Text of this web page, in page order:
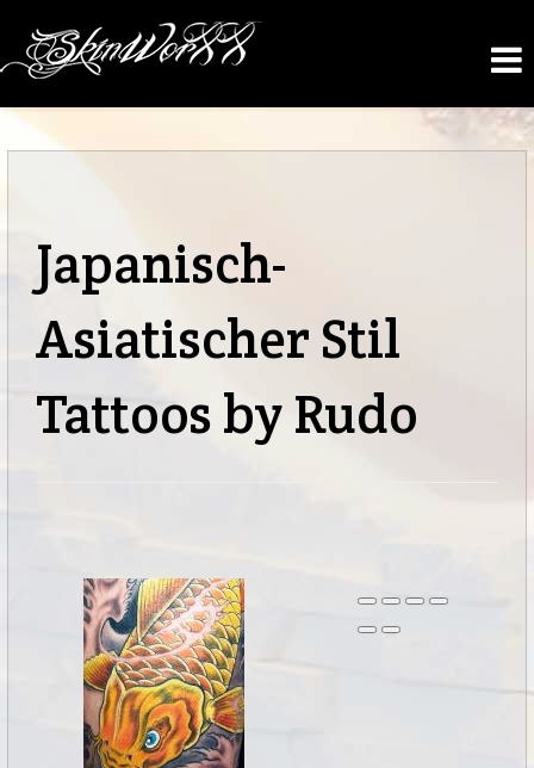
Japanisch-
Asiatischer Stil
Tattoos by Rudo